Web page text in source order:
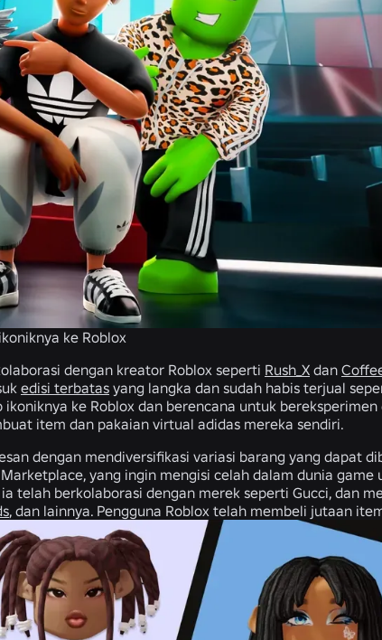
ke Roblox
dengan kreator Roblox seperti Rush_X dan
edisi terbatas yang langka dan sudah habis terjual
ke Roblox dan berencana untuk bereksperimen
item dan pakaian virtual adidas mereka sendiri.
dengan mendiversifikasi variasi barang yang dapat
yang ingin mengisi celah dalam dunia game
telah berkolaborasi dengan merek seperti Gucci, dan
, dan lainnya. Pengguna Roblox telah membeli jutaan